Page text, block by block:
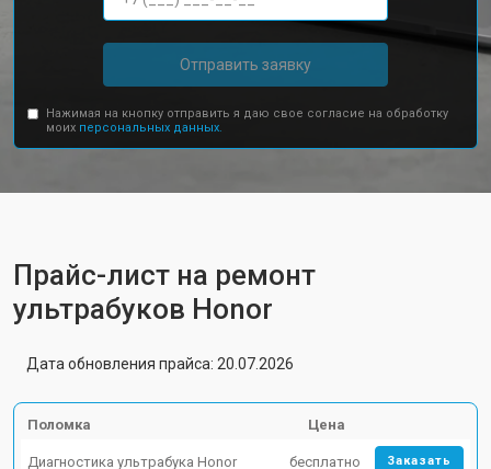
Отправить заявку
Нажимая на кнопку отправить я даю свое согласие на обработку
моих персональных данных.
Прайс-лист на ремонт
ультрабуков Honor
Дата обновления прайса: 20.07.2026
Поломка Цена
Диагностика ультрабука Honor бесплатно Заказать